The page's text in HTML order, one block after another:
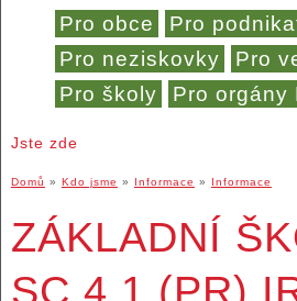
Pro obce
Pro
Pro neziskovky
Pro
Pro školy
Pro orgány
Jste zde
Domů » Kdo jsme » Informace » Informace
ZÁKLADNÍ
SC 4.1 (PR)